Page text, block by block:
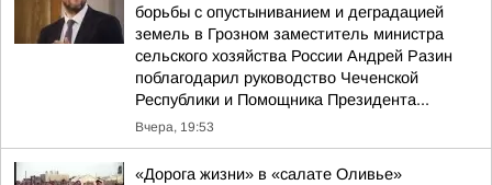
борьбы с опустыниванием и деградацией
земель в Грозном заместитель министра
сельского хозяйства России Андрей Разин
поблагодарил руководство Чеченской
Республики и Помощника Президента...
Вчера, 19:53
«Дорога жизни» в «салате Оливье»